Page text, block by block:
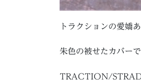
トラクションの愛嬌あ
朱色の被せたカバー
TRACTION/